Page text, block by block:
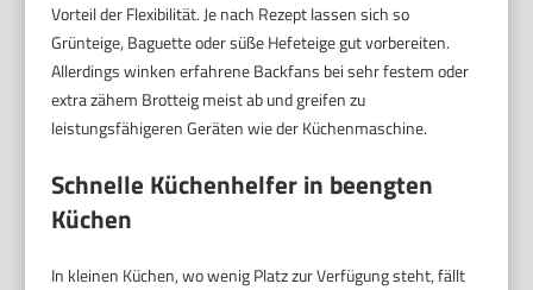
Vorteil der Flexibilität. Je nach Rezept lassen sich so
Grünteige, Baguette oder süße Hefeteige gut vorbereiten.
Allerdings winken erfahrene Backfans bei sehr festem oder
extra zähem Brotteig meist ab und greifen zu
leistungsfähigeren Geräten wie der Küchenmaschine.
Schnelle Küchenhelfer in beengten
Küchen
In kleinen Küchen, wo wenig Platz zur Verfügung steht, fällt